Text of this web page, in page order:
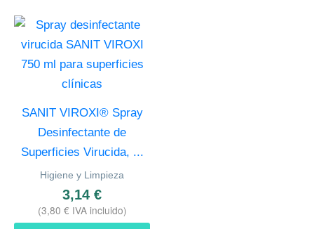
SANIT VIROXI® Spray
Desinfectante de
Superficies Virucida, ...
Higiene y Limpieza
3,14 €
(3,80 € IVA incluido)